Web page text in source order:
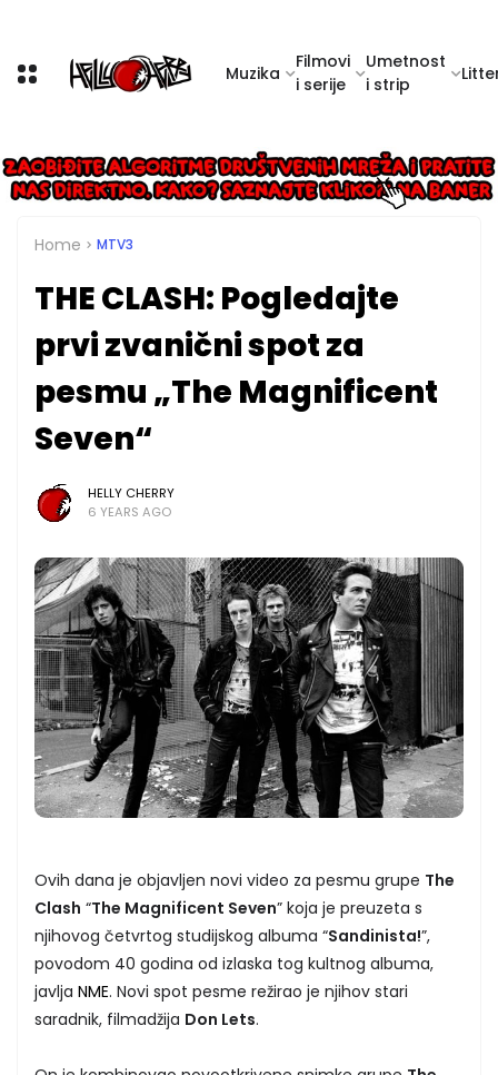
Muzika
Filmovi
i serije
Umetnost
i strip
Home MTV3
THE CLASH: Pogledajte
prvi zvanični spot za
pesmu „The Magnificent
Seven“
HELLY CHERRY
6 YEARS AGO
Ovih dana je objavljen novi video za pesmu grupe The
Clash “The Magnificent Seven” koja je preuzeta s
njihovog četvrtog studijskog albuma “Sandinista!”,
povodom 40 godina od izlaska tog kultnog albuma,
javlja NME. Novi spot pesme režirao je njihov stari
saradnik, filmadžija Don Lets.